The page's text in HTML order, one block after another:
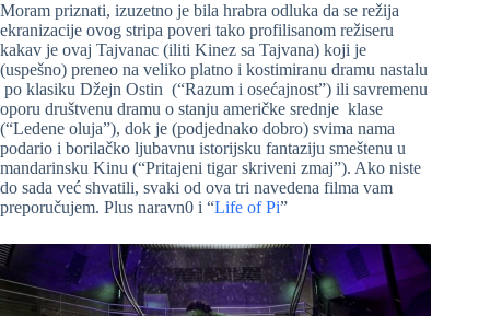
Moram priznati, izuzetno je bila hrabra odluka da se režija
ekranizacije ovog stripa poveri tako profilisanom režiseru
kakav je ovaj Tajvanac (iliti Kinez sa Tajvana) koji je
(uspešno) preneo na veliko platno i kostimiranu dramu nastalu
po klasiku Džejn Ostin (“Razum i osećajnost”) ili savremenu
oporu društvenu dramu o stanju američke srednje klase
(“Ledene oluja”), dok je (podjednako dobro) svima nama
podario i borilačko ljubavnu istorijsku fantaziju smeštenu u
mandarinsku Kinu (“Pritajeni tigar skriveni zmaj”). Ako niste
do sada već shvatili, svaki od ova tri navedena filma vam
preporučujem. Plus naravn0 i “Life of Pi”